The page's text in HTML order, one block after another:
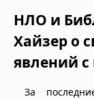
НЛО и
Хайзер о
явлений
За